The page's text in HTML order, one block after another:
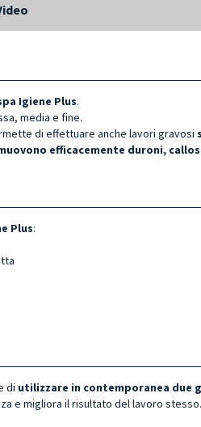
Igiene Plus.
media e fine.
di effettuare anche lavori gravosi
efficacemente duroni,
Plus:
di utilizzare in contemporanea due
e migliora il risultato del lavoro stesso.